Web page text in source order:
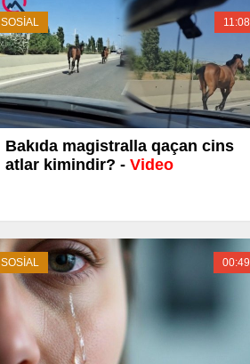
SOSİAL 11:08
Bakıda magistralla qaçan cins
atlar kimindir? - Video
SOSİAL 00:49